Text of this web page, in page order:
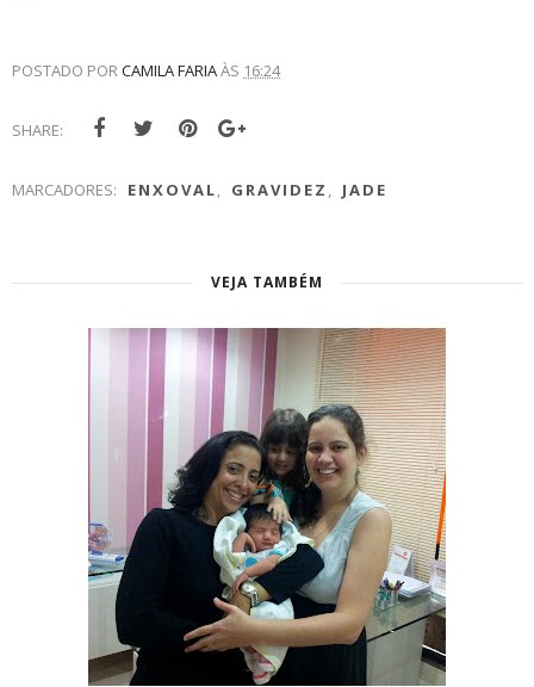
POSTADO PORCAMILA FARIAÀS 16:24
SHARE:
MARCADORES: ENXOVAL, GRAVIDEZ , JADE
VEJA TAMBÉM